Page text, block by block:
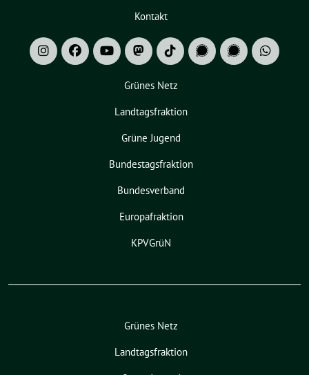
Kontakt
Grünes Netz
Landtagsfraktion
Grüne Jugend
Bundestagsfraktion
Bundesverband
Europafraktion
KPVGrüN
Grünes Netz
Landtagsfraktion